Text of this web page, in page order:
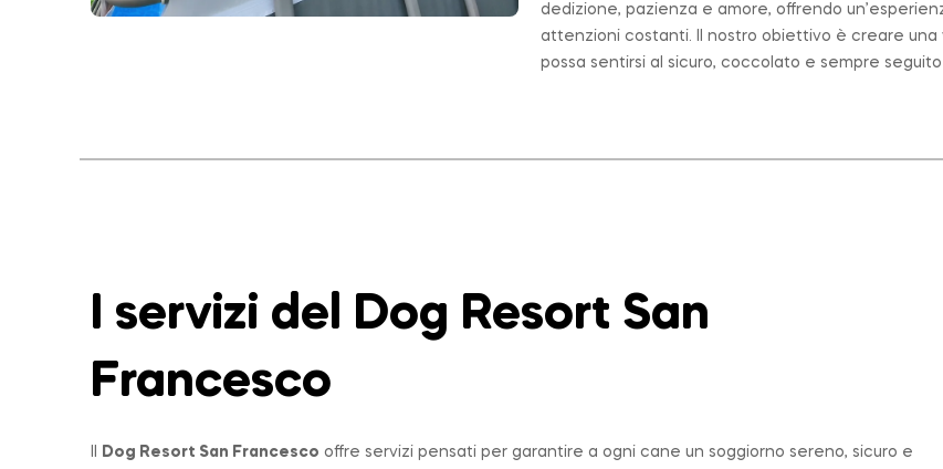
dedizione, pazienza e amore, offrendo
attenzioni costanti. Il nostro obiettivo è creare
possa sentirsi al sicuro, coccolato e sempre seguito
I servizi del Dog Resort San
Francesco
Dog Resort San Francesco offre servizi pensati per garantire a ogni cane un soggiorno sereno, sicuro e